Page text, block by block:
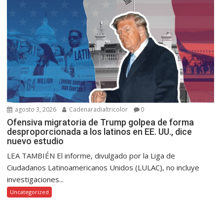
agosto 3, 2026 Cadenaradialtricolor 0
Ofensiva migratoria de Trump golpea de forma
desproporcionada a los latinos en EE. UU., dice
nuevo estudio
LEA TAMBIÉN El informe, divulgado por la Liga de
Ciudadanos Latinoamericanos Unidos (LULAC), no incluye
investigaciones...
Uncategorized